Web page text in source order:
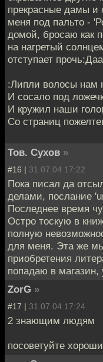
прекрасные дамы
меня под пальто -
домой, бросаю как
на нагретый
отступает
:Липли волосы нам
И сосало под
И кружил наши
Со страниц
Тов. Сухов »
#16 | 31.07.04 17:22
Пока писал да
делами, послание
Последнее время
Остро тоскую в
полную
для меня. Эта же
приобретения
попадаю в магазин,
ZorG »
#17 | 31.07.04 17:24
2 знающим людям
посоветуйте